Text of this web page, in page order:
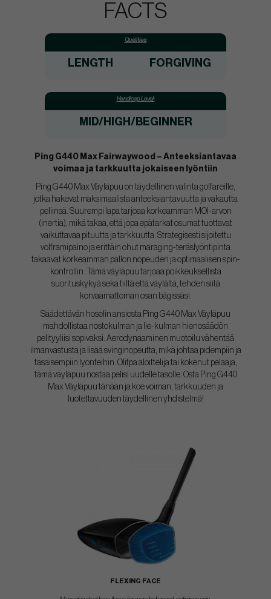
FACTS
Qualities:
LENGTH FORGIVING
Handicap Level:
MID/HIGH/BEGINNER
Ping G440 Max Fairwaywood – Anteeksiantavaa
voimaa ja tarkkuutta jokaiseen lyöntiin
Ping G440 Max Väyläpuu on täydellinen valinta golfareille,
jotka hakevat maksimaalista anteeksiantavuutta ja vakautta
peliinsä. Suurempi lapa tarjoaa korkeamman MOI-arvon
(inertia), mikä takaa, että jopa epätarkat osumat tuottavat
vaikuttavaa pituutta ja tarkkuutta. Strategisesti sijoitettu
volframipaino ja erittäin ohut maraging-teräslyöntipinta
takaavat korkeamman pallon nopeuden ja optimaalisen spin-
kontrollin. Tämä väyläpuu tarjoaa poikkeuksellista
suorituskykyä sekä tiiltä että väylältä, tehden siitä
korvaamattoman osan bägissäsi.
Säädettävän hoselin ansiosta Ping G440 Max Väyläpuu
mahdollistaa nostokulman ja lie-kulman hienosäädön
pelityyliisi sopivaksi. Aerodynaaminen muotoilu vähentää
ilmanvastusta ja lisää svinginopeutta, mikä johtaa pidempiin ja
tasaisempiin lyönteihin. Olitpa aloittelija tai kokenut pelaaja,
tämä väyläpuu nostaa pelisi uudelle tasolle. Osta Ping G440
Max Väyläpuu tänään ja koe voiman, tarkkuuden ja
luotettavuuden täydellinen yhdistelmä!
FLEXING FACE